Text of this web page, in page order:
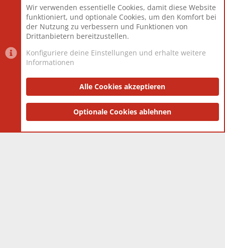
Mitglieder
12.427
Neuestes Mitglied
Berlin
Datenschutzerklärung Impressum
Community platform by XenForo® © 2010-2025 XenForo Ltd.
and add-ons by ThemeHouse
Wir verwenden essentielle Cookies, damit diese Website
funktioniert, und optionale Cookies, um den Komfort bei
der Nutzung zu verbessern und Funktionen von
Drittanbietern bereitzustellen.
Konfiguriere deine Einstellungen und erhalte weitere
Informationen
Alle Cookies akzeptieren
Optionale Cookies ablehnen